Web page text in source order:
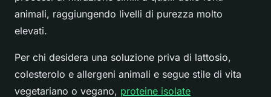
animali, raggiungendo livelli di purezza molto
elevati.
Per chi desidera una soluzione priva di lattosio,
colesterolo e allergeni animali e segue stile di vita
vegetariano o vegano, proteine isolate